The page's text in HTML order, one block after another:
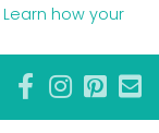
Learn how your